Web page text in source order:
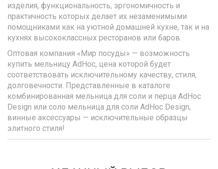
изделия, функциональность, эргономичность и
практичность которых делает их незаменимыми
помощниками как на уютной домашней кухне, так и на
кухнях высококлассных ресторанов или баров.
Оптовая компания «Мир посуды» — возможность
купить мельницу AdHoc, цена которой будет
соответствовать исключительному качеству, стиля,
долговечности. Представленные в каталоге
комбинированная мельница для соли и перца AdHoc
Design или соло мельница для соли AdHoc Design,
винные аксессуары — исключительные образцы
элитного стиля!